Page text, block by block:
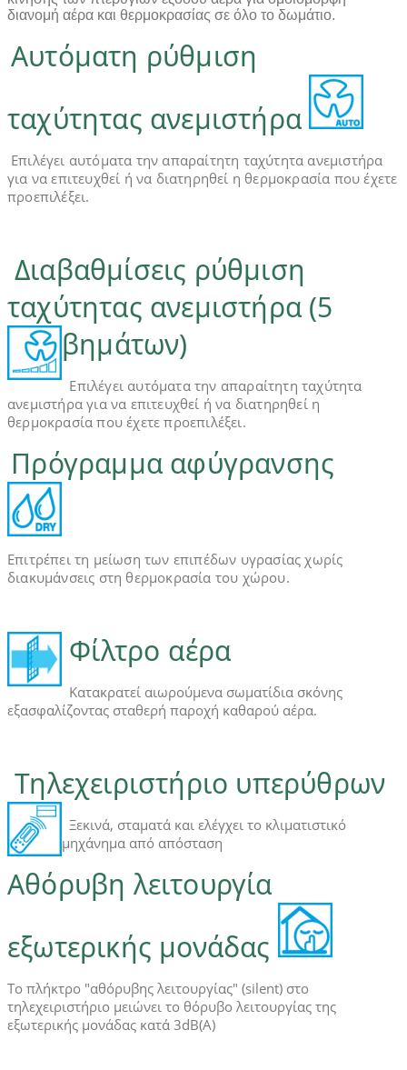
διανομή αέρα και θερμοκρασίας σε όλο το δωμάτιο.
Αυτόματη ρύθμιση
ταχύτητας ανεμιστήρα
Επιλέγει αυτόματα την απαραίτητη ταχύτητα ανεμιστήρα
για να επιτευχθεί ή να διατηρηθεί η θερμοκρασία που έχετε
προεπιλέξει.
Διαβαθμίσεις ρύθμιση
ταχύτητας ανεμιστήρα (5
βημάτων)
Επιλέγει αυτόματα την απαραίτητη ταχύτητα
ανεμιστήρα για να επιτευχθεί ή να διατηρηθεί η
θερμοκρασία που έχετε προεπιλέξει.
Πρόγραμμα αφύγρανσης
Επιτρέπει τη μείωση των επιπέδων υγρασίας χωρίς
διακυμάνσεις στη θερμοκρασία του χώρου.
Φίλτρο αέρα
Κατακρατεί αιωρούμενα σωματίδια σκόνης
εξασφαλίζοντας σταθερή παροχή καθαρού αέρα.
Τηλεχειριστήριο υπερύθρων
Ξεκινά, σταματά και ελέγχει το κλιματιστικό
μηχάνημα από απόσταση
Αθόρυβη λειτουργία
εξωτερικής μονάδας
Το πλήκτρο "αθόρυβης λειτουργίας" (silent) στο
τηλεχειριστήριο μειώνει το θόρυβο λειτουργίας της
εξωτερικής μονάδας κατά 3dB(A)